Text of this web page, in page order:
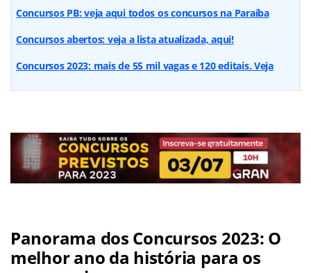
Concursos PB: veja aqui todos os concursos na Paraíba
Concursos abertos: veja a lista atualizada, aqui!
Concursos 2023: mais de 55 mil vagas e 120 editais. Veja
Panorama dos Concursos 2023: O
melhor ano da história para os